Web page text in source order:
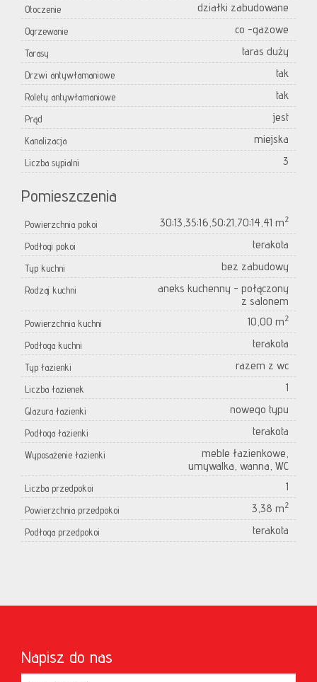
Otoczenie działki zabudowane
Ogrzewanie co -gazowe
Tarasy taras duży
Drzwi antywłamaniowe tak
Rolety antywłamaniowe tak
Prąd jest
Kanalizacja miejska
Liczba sypialni 3
Pomieszczenia
Powierzchnia pokoi 30;13,35;16,50;21,70;14,41 m2
Podłogi pokoi terakota
Typ kuchni bez zabudowy
Rodzaj kuchni
aneks kuchenny - połączony
z salonem
Powierzchnia kuchni 10,00 m2
Podłoga kuchni terakota
Typ łazienki razem z wc
Liczba łazienek 1
Glazura łazienki nowego typu
Podłoga łazienki terakota
Wyposażenie łazienki
meble łazienkowe,
umywalka, wanna, WC
Liczba przedpokoi 1
Powierzchnia przedpokoi 3,38 m2
Podłoga przedpokoi terakota
Napisz do nas